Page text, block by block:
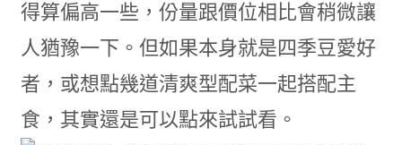
得算偏高一些，份量跟價位相比會稍微讓
人猶豫一下。但如果本身就是四季豆愛好
者，或想點幾道清爽型配菜一起搭配主
食，其實還是可以點來試試看。